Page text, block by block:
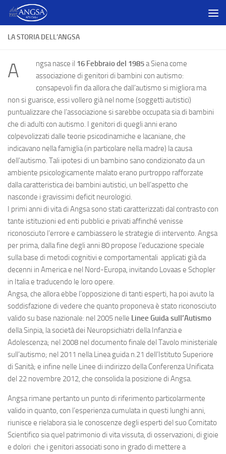
Salta al contenuto
LA STORIA DELL’ANGSA
A ngsa nasce il 16 Febbraio del 1985a Siena come
associazione di genitori di bambini con autismo:
consapevoli fin da allora che dall’autismo si migliora ma
non si guarisce, essi vollero già nel nome (soggetti autistici)
puntualizzare che l’associazione si sarebbe occupata sia di bambini
che di adulti con autismo. I genitori di quegli anni erano
colpevolizzati dalle teorie psicodinamiche e lacaniane, che
indicavano nella famiglia (in particolare nella madre) la causa
dell’autismo. Tali ipotesi di un bambino sano condizionato da un
ambiente psicologicamente malato erano purtroppo rafforzate
dalla caratteristica dei bambini autistici, un bell’aspetto che
nasconde i gravissimi deficit neurologici.
I primi anni di vita di Angsa sono stati caratterizzati dal contrasto con
tante istituzioni ed enti pubblici e privati affinché venisse
riconosciuto l’errore e cambiassero le strategie di intervento. Angsa
per prima, dalla fine degli anni 80 propose l’educazione speciale
sulla base di metodi cognitivi e comportamentali applicati già da
decenni in America e nel Nord-Europa, invitando Lovaas e Schopler
in Italia e traducendo le loro opere.
Angsa, che allora ebbe l’opposizione di tanti esperti, ha poi avuto la
soddisfazione di vedere che quanto proponeva è stato riconosciuto
valido su base nazionale: nel 2005 nelle Linee Guida sull’Autismo
della Sinpia, la società dei Neuropsichiatri della Infanzia e
Adolescenza; nel 2008 nel documento finale del Tavolo ministeriale
sull’autismo; nel 2011 nella Linea guida n.21 dell’Istituto Superiore
di Sanità; e infine nelle Linee di indirizzo della Conferenza Unificata
del 22 novembre 2012, che consolida la posizione di Angsa.
Angsa rimane pertanto un punto di riferimento particolarmente
valido in quanto, con l’esperienza cumulata in questi lunghi anni,
riunisce e rielabora sia le conoscenze degli esperti del suo Comitato
Scientifico sia quel patrimonio di vita vissuta, di osservazioni, di gioie
e dolori che i genitori associati sono in grado di mettere a